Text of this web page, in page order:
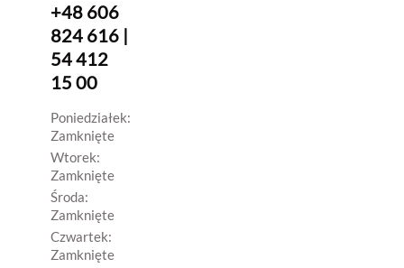
+48 606
824 616 |
54 412
15 00
Poniedziałek:
Zamknięte
Wtorek:
Zamknięte
Środa:
Zamknięte
Czwartek:
Zamknięte